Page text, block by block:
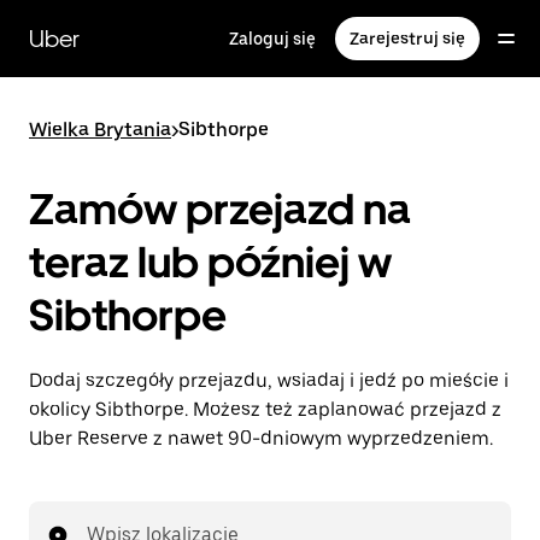
głównej
zawartości
Uber Zaloguj się Zarejestruj się
Wielka Brytania>Sibthorpe
Zamów przejazd na
teraz lub później w
Sibthorpe
Dodaj szczegóły przejazdu, wsiadaj i jedź po mieście i
okolicy Sibthorpe. Możesz też zaplanować przejazd z
Uber Reserve z nawet 90-dniowym wyprzedzeniem.
Wpisz lokalizację